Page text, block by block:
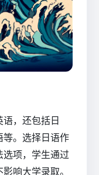
，还包括日
等。选择日语作
项，学生通过
响大学录取。